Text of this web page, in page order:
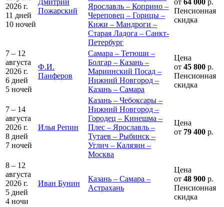
2026 г.
11 дней
10 ночей
Пожарский
Ярославль – Коприно –
Череповец – Горицы –
Кижи – Мандроги –
Старая Ладога – Санкт-
Петербург
Пенсионная
скидка
7 – 12
августа
2026 г.
6 дней
5 ночей
Ф.И.
Панферов
Самара – Тетюши –
Болгар – Казань –
Мариинский Посад –
Нижний Новгород –
Казань – Самара
Цена
от 45 800 р.
Пенсионная
скидка
7 – 14
августа
2026 г.
8 дней
7 ночей
Илья Репин
Казань – Чебоксары –
Нижний Новгород –
Городец – Кинешма –
Плес – Ярославль –
Тутаев – Рыбинск –
Углич – Калязин –
Москва
Цена
от 79 400 р.
8 – 12
августа
2026 г.
5 дней
4 ночи
Иван Бунин
Казань – Самара –
Астрахань
Цена
от 48 900 р.
Пенсионная
скидка